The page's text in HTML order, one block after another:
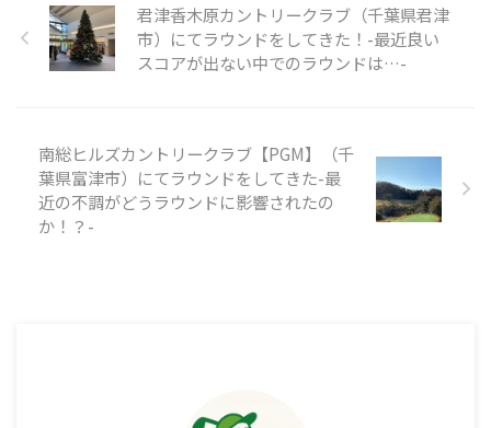
君津香木原カントリークラブ（千葉県君津
市）にてラウンドをしてきた！-最近良い
スコアが出ない中でのラウンドは…-
南総ヒルズカントリークラブ【PGM】（千
葉県富津市）にてラウンドをしてきた-最
近の不調がどうラウンドに影響されたの
か！？-